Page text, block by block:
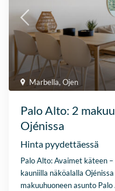
Marbella,Ojen
Palo Alto: 2
Ojénissa
Hinta pyydettäessä
Palo Alto: Avaimet käteen
kauniilla näköalalla
makuuhuoneen asunto Palo